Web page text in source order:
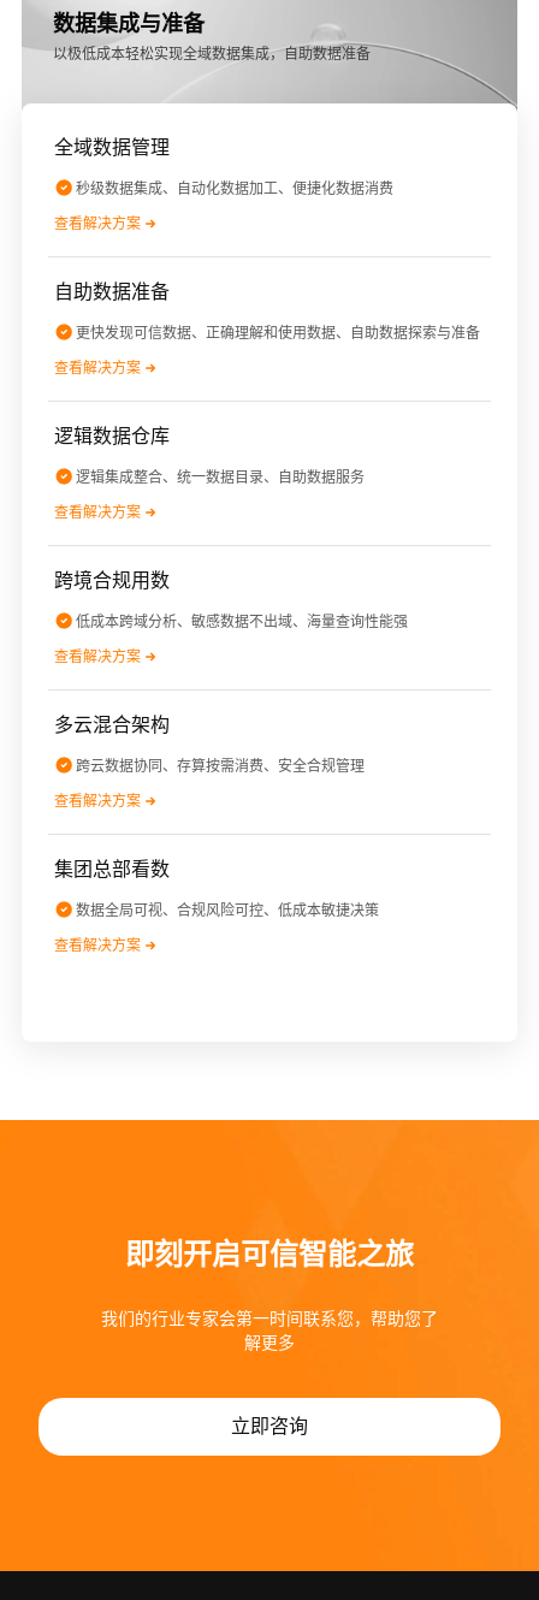
数据集成与准备
以极低成本轻松实现全域数据集成，自助数据准备
全域数据管理
秒级数据集成、自动化数据加工、便捷化数据消费
查看解决方案
自助数据准备
更快发现可信数据、正确理解和使用数据、自助数据探索与准备
查看解决方案
逻辑数据仓库
逻辑集成整合、统一数据目录、自助数据服务
查看解决方案
跨境合规用数
低成本跨域分析、敏感数据不出域、海量查询性能强
查看解决方案
多云混合架构
跨云数据协同、存算按需消费、安全合规管理
查看解决方案
集团总部看数
数据全局可视、合规风险可控、低成本敏捷决策
查看解决方案
即刻开启可信智能之旅
我们的行业专家会第一时间联系您，帮助您了
解更多
立即咨询